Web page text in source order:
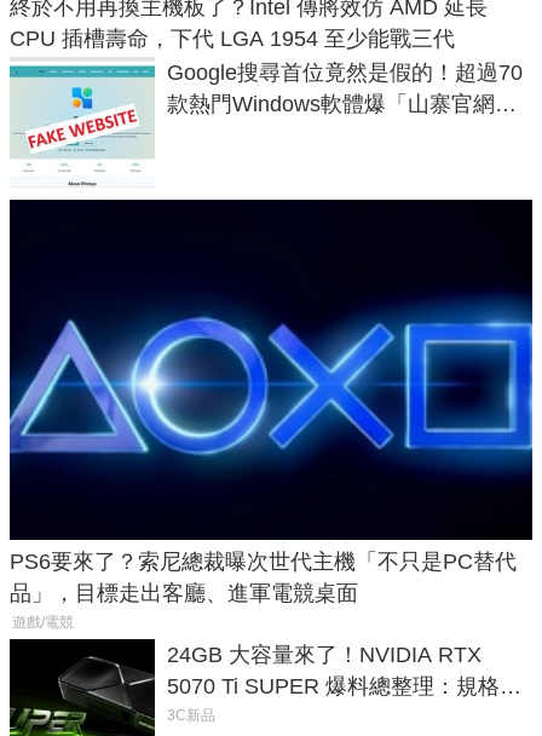
終於不用再換主機板了？Intel 傳將效仿 AMD 延長
CPU 插槽壽命，下代 LGA 1954 至少能戰三代
Google搜尋首位竟然是假的！超過70
款熱門Windows軟體爆「山寨官網」
PS6要來了？索尼總裁曝次世代主機「不只是PC替代
品」，目標走出客廳、進軍電競桌面
遊戲/電競
24GB 大容量來了！NVIDIA RTX
5070 Ti SUPER 爆料總整理：規格、
功耗、上市時間
3C新品